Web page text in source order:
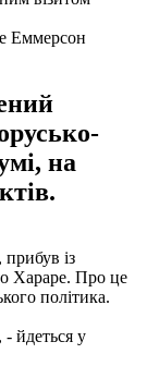
Еммерсон
на
із
Хараре. Про це
політика.
йдеться у